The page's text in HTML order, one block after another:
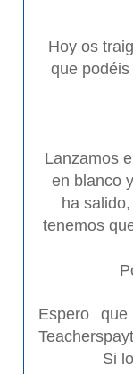
Hoy os
que
Lanzamos
en blanco
ha
tenemos
Espero
Si